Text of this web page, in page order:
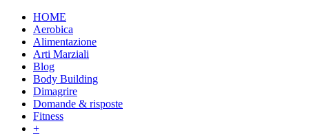
HOME
Aerobica
Alimentazione
Arti Marziali
Blog
Body Building
Dimagrire
Domande & risposte
Fitness
+